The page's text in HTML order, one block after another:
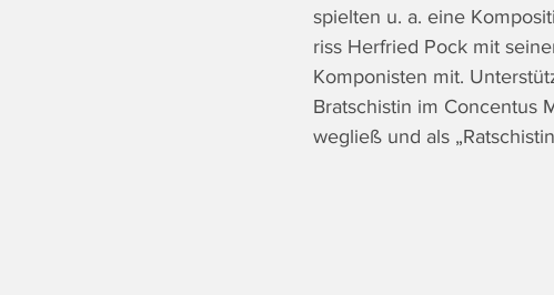
spielten u. a. eine
riss Herfried Pock mit
Komponisten mit.
Bratschistin im Concentus
wegließ und als